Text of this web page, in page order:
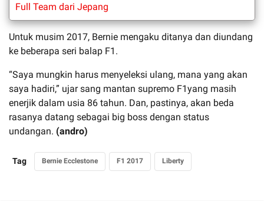
Full Team dari Jepang
Untuk musim 2017, Bernie mengaku ditanya dan diundang
ke beberapa seri balap F1.
“Saya mungkin harus menyeleksi ulang, mana yang akan
saya hadiri,” ujar sang mantan supremo F1yang masih
enerjik dalam usia 86 tahun. Dan, pastinya, akan beda
rasanya datang sebagai big boss dengan status
undangan. (andro)
Tag Bernie Ecclestone F1 2017 Liberty